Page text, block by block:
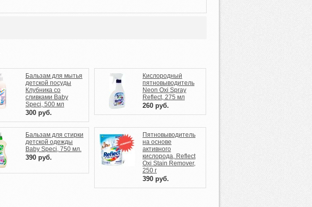
Бальзам для мытья
детской посуды
Клубника со
сливками Baby
Speci, 500 мл
300 руб.
Кислородный
пятновыводитель
Neon Oxi Spray
Reflect, 275 мл
260 руб.
Бальзам для стирки
детской одежды
Baby Speci, 750 мл.
390 руб.
Пятновыводитель
на основе
активного
кислорода, Reflect
Oxi Stain Remover,
250 г
390 руб.